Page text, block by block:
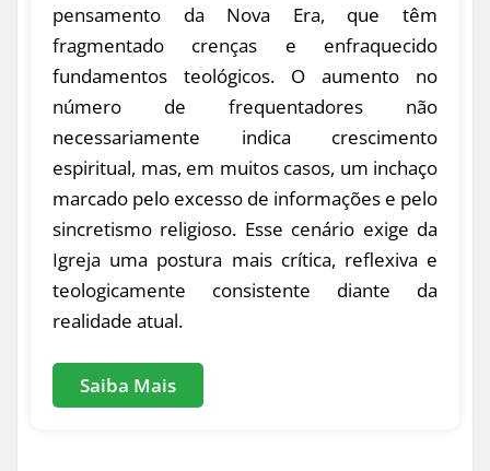
pensamento da Nova Era, que têm
fragmentado crenças e enfraquecido
fundamentos teológicos. O aumento no
número de frequentadores não
necessariamente indica crescimento
espiritual, mas, em muitos casos, um inchaço
marcado pelo excesso de informações e pelo
sincretismo religioso. Esse cenário exige da
Igreja uma postura mais crítica, reflexiva e
teologicamente consistente diante da
realidade atual.
Saiba Mais